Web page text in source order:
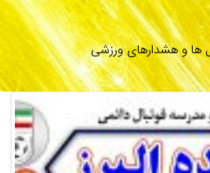
ها و هشدارهای ورزشی